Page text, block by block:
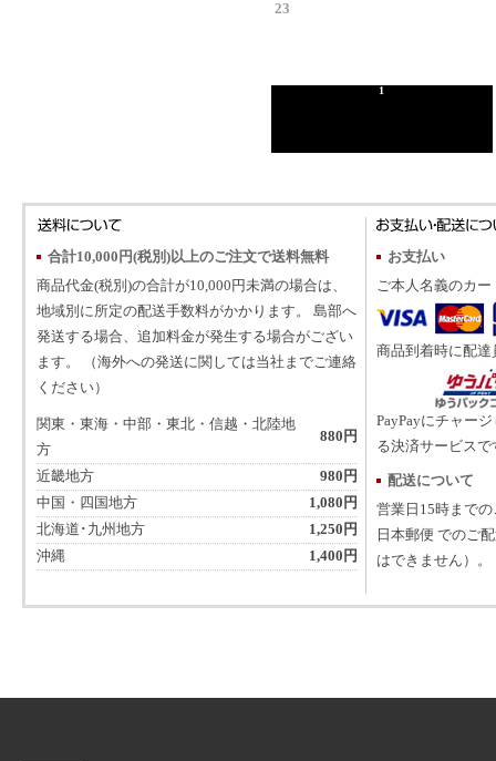
23
1
合計10,000円(税別)以上のご注文で送料無料
商品代金(税別)の合計が10,000円未満の場合は、
地域別に所定の配送手数料がかかります。 島部へ
発送する場合、追加料金が発生する場合がござい
ます。 （海外への発送に関しては当社までご連絡
ください）
関東・東海・中部・東北・信越・北陸地
方
880円
近畿地方
980円
中国・四国地方
1,080円
北海道･九州地方
1,250円
沖縄
1,400円
お支払い
ご本人名義のカ
商品到着時に配
PayPayにチャー
る決済サービスで
配送について
営業日15時まで
日本郵便 でのご
はできません）。